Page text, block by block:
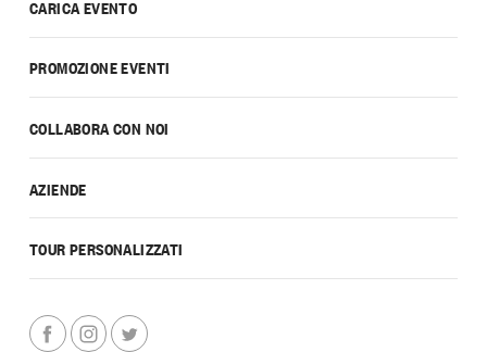
CARICA EVENTO
PROMOZIONE EVENTI
COLLABORA CON NOI
AZIENDE
TOUR PERSONALIZZATI